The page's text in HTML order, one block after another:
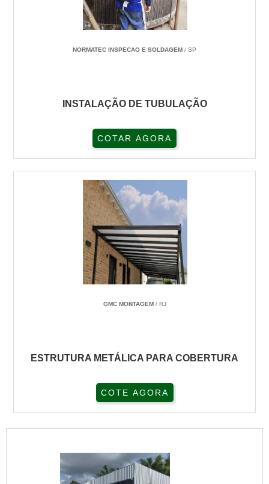
NORMATEC INSPECAO E SOLDAGEM / SP
INSTALAÇÃO DE TUBULAÇÃO
COTAR AGORA
GMC MONTAGEM/ RJ
ESTRUTURA METÁLICA PARA COBERTURA
COTE AGORA